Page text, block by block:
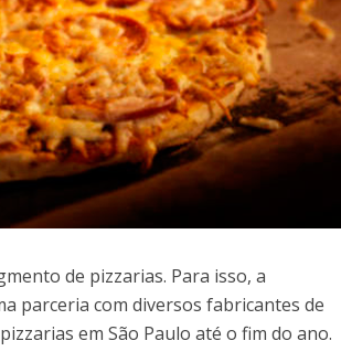
de pizzarias. Para isso, a
parceria com diversos fabricantes de
em São Paulo até o fim do ano.